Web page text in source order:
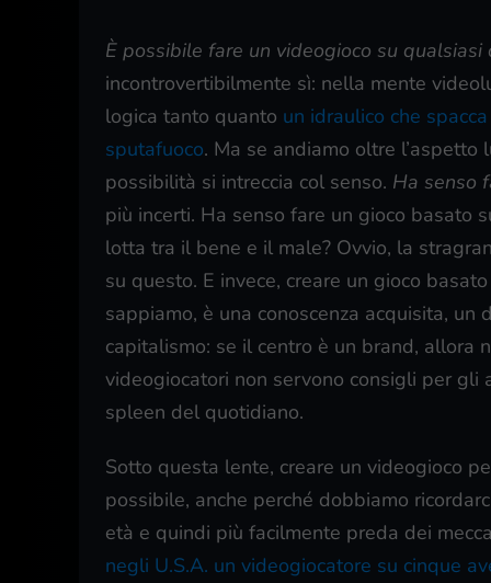
È possibile fare un videogioco su qualsiasi
incontrovertibilmente sì: nella mente
logica tanto quanto un idraulico che
sputafuoco. Ma se andiamo oltre l’aspetto
possibilità si intreccia col senso. Ha senso
più incerti. Ha senso fare un gioco basato
lotta tra il bene e il male? Ovvio, la
su questo. E invece, creare un gioco
sappiamo, è una conoscenza acquisita,
capitalismo: se il centro è un brand, allora
videogiocatori non servono consigli per
spleen del quotidiano.
Sotto questa lente, creare un videogioco
possibile, anche perché dobbiamo
età e quindi più facilmente preda dei
negli U.S.A. un videogiocatore su cinque